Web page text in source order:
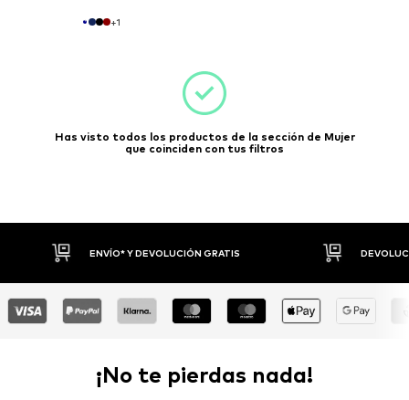
+1
Has visto todos los productos de la sección de Mujer
que coinciden con tus filtros
ENVÍO* Y DEVOLUCIÓN GRATIS
¡No te pierdas nada!